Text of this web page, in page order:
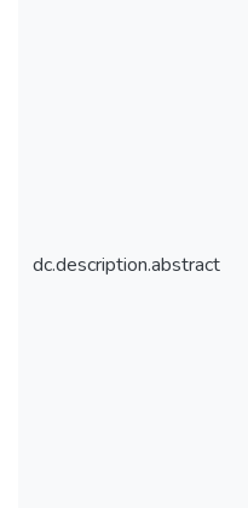
dc.description.abstract